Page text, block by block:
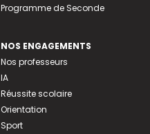
Programme de Seconde
NOS ENGAGEMENTS
Nos professeurs
IA
Réussite scolaire
Orientation
Sport